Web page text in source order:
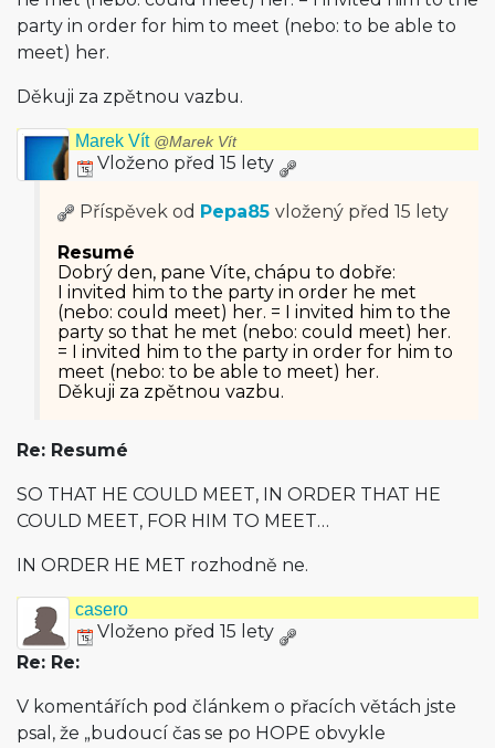
party in order for him to meet (nebo: to be able to
meet) her.
Děkuji za zpětnou vazbu.
Marek Vít @Marek Vít
Vloženo před 15 lety
Příspěvek od Pepa85 vložený před 15 lety
Resumé
Dobrý den, pane Víte, chápu to dobře:
I invited him to the party in order he met
(nebo: could meet) her. = I invited him to the
party so that he met (nebo: could meet) her.
= I invited him to the party in order for him to
meet (nebo: to be able to meet) her.
Děkuji za zpětnou vazbu.
Re: Resumé
SO THAT HE COULD MEET, IN ORDER THAT HE
COULD MEET, FOR HIM TO MEET…
IN ORDER HE MET rozhodně ne.
casero
Vloženo před 15 lety
Re: Re:
V komentářích pod článkem o přacích větách jste
psal, že „budoucí čas se po HOPE obvykle